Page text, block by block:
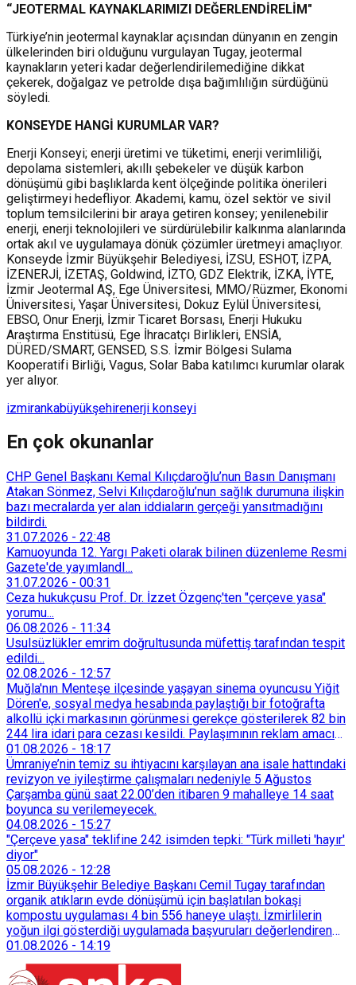
“JEOTERMAL KAYNAKLARIMIZI DEĞERLENDİRELİM"
Türkiye’nin jeotermal kaynaklar açısından dünyanın en zengin
ülkelerinden biri olduğunu vurgulayan Tugay, jeotermal
kaynakların yeteri kadar değerlendirilemediğine dikkat
çekerek, doğalgaz ve petrolde dışa bağımlılığın sürdüğünü
söyledi.
KONSEYDE HANGİ KURUMLAR VAR?
Enerji Konseyi; enerji üretimi ve tüketimi, enerji verimliliği,
depolama sistemleri, akıllı şebekeler ve düşük karbon
dönüşümü gibi başlıklarda kent ölçeğinde politika önerileri
geliştirmeyi hedefliyor. Akademi, kamu, özel sektör ve sivil
toplum temsilcilerini bir araya getiren konsey; yenilenebilir
enerji, enerji teknolojileri ve sürdürülebilir kalkınma alanlarında
ortak akıl ve uygulamaya dönük çözümler üretmeyi amaçlıyor.
Konseyde İzmir Büyükşehir Belediyesi, İZSU, ESHOT, İZPA,
İZENERJİ, İZETAŞ, Goldwind, İZTO, GDZ Elektrik, İZKA, İYTE,
İzmir Jeotermal AŞ, Ege Üniversitesi, MMO/Rüzmer, Ekonomi
Üniversitesi, Yaşar Üniversitesi, Dokuz Eylül Üniversitesi,
EBSO, Onur Enerji, İzmir Ticaret Borsası, Enerji Hukuku
Araştırma Enstitüsü, Ege İhracatçı Birlikleri, ENSİA,
DÜRED/SMART, GENSED, S.S. İzmir Bölgesi Sulama
Kooperatifi Birliği, Vagus, Solar Baba katılımcı kurumlar olarak
yer alıyor.
izmirankabüyükşehirenerji konseyi
En çok okunanlar
CHP Genel Başkanı Kemal Kılıçdaroğlu’nun Basın Danışmanı
Atakan Sönmez, Selvi Kılıçdaroğlu’nun sağlık durumuna ilişkin
bazı mecralarda yer alan iddiaların gerçeği yansıtmadığını
bildirdi.
31.07.2026 - 22:48
Kamuoyunda 12. Yargı Paketi olarak bilinen düzenleme Resmi
Gazete'de yayımlandI...
31.07.2026 - 00:31
Ceza hukukçusu Prof. Dr. İzzet Özgenç'ten "çerçeve yasa"
yorumu...
06.08.2026 - 11:34
Usulsüzlükler emrim doğrultusunda müfettiş tarafından tespit
edildi...
02.08.2026 - 12:57
Muğla'nın Menteşe ilçesinde yaşayan sinema oyuncusu Yiğit
Dören'e, sosyal medya hesabında paylaştığı bir fotoğrafta
alkollü içki markasının görünmesi gerekçe gösterilerek 82 bin
244 lira idari para cezası kesildi. Paylaşımının reklam amacı
taşımadığını savunan Dören, cezanın iptali için yargıya
başvurdu.
01.08.2026 - 18:17
Ümraniye’nin temiz su ihtiyacını karşılayan ana isale hattındaki
revizyon ve iyileştirme çalışmaları nedeniyle 5 Ağustos
Çarşamba günü saat 22.00’den itibaren 9 mahalleye 14 saat
boyunca su verilemeyecek.
04.08.2026 - 15:27
"Çerçeve yasa" teklifine 242 isimden tepki: "Türk milleti 'hayır'
diyor"
05.08.2026 - 12:28
İzmir Büyükşehir Belediye Başkanı Cemil Tugay tarafından
organik atıkların evde dönüşümü için başlatılan bokaşi
kompostu uygulaması 4 bin 556 haneye ulaştı. İzmirlilerin
yoğun ilgi gösterdiği uygulamada başvuruları değerlendiren
Tarımsal Hizmetler Dairesi Başkanlığı, farklı ilçelerde toplam
128 bokaşi kompost eğitimi düzenleyerek İzmirlileri
sürdürülebilir atık yönetimi sistemine dahil etti.
01.08.2026 - 14:19